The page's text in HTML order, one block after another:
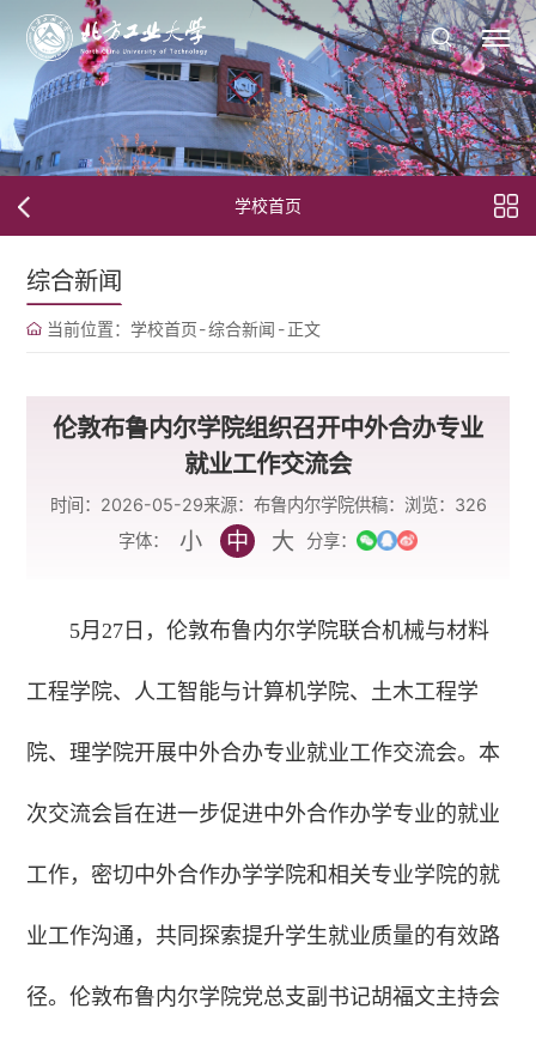
学校首页
综合新闻
当前位置： 学校首页-综合新闻 -正文
伦敦布鲁内尔学院组织召开中外合办专业
就业工作交流会
时间：2026-05-29来源：布鲁内尔学院供稿： 浏览： 326
字体：
小 中 大 分享：
5月27日，伦敦布鲁内尔学院联合机械与材料
工程学院、人工智能与计算机学院、土木工程学
院、理学院开展中外合办专业就业工作交流会。本
次交流会旨在进一步促进中外合作办学专业的就业
工作，密切中外合作办学学院和相关专业学院的就
业工作沟通，共同探索提升学生就业质量的有效路
径。伦敦布鲁内尔学院党总支副书记胡福文主持会